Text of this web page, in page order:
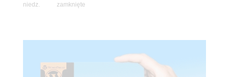
niedz. zamknięte